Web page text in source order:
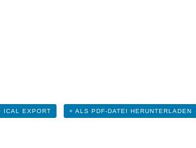
ICAL EXPORT + ALS PDF-DATEI HERUNTERLADEN